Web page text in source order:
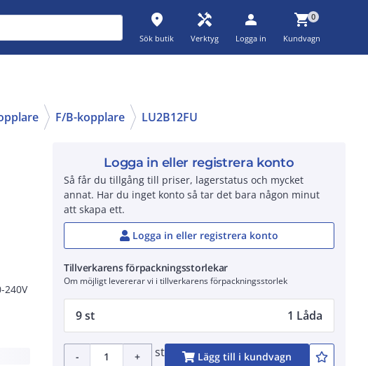
place
Sök butik
handyman
Verktyg
person
Logga in
shopping_cart0
Kundvagn
F/B-kopplare LU2B12FU
240V
Logga in eller registrera konto
Så får du tillgång till priser, lagerstatus och mycket
annat. Har du inget konto så tar det bara någon minut
att skapa ett.
Logga in eller registrera konto
Tillverkarens förpackningsstorlekar
Om möjligt levererar vi i tillverkarens förpackningsstorlek
9 st 1 Låda
- + st Lägg till i kundvagn